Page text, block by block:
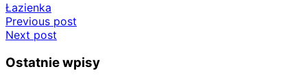
Łazienka
Nawigacja
wpisu
Previous post
Next post
Ostatnie wpisy